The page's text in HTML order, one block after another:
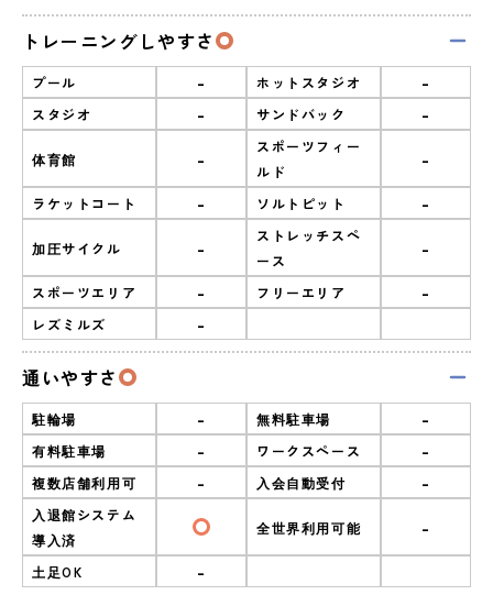
トレーニングしやすさ
プール - ホットスタジオ -
スタジオ - サンドバック -
体育館 -
スポーツフィー
ルド
-
ラケットコート - ソルトピット -
加圧サイクル -
ストレッチスペ
ース
-
スポーツエリア - フリーエリア -
レズミルズ -
通いやすさ
駐輪場 - 無料駐車場 -
有料駐車場 - ワークスペース -
複数店舗利用可 - 入会自動受付 -
入退館システム
導入済
全世界利用可能 -
土足OK -